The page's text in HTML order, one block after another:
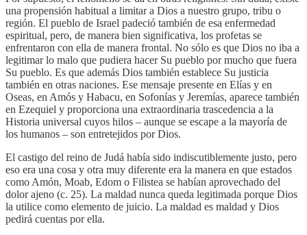
una propensión habitual a limitar a Dios a nuestro grupo, tribu o
región. El pueblo de Israel padeció también de esa enfermedad
espiritual, pero, de manera bien significativa, los profetas se
enfrentaron con ella de manera frontal. No sólo es que Dios no iba a
legitimar lo malo que pudiera hacer Su pueblo por mucho que fuera
Su pueblo. Es que además Dios también establece Su justicia
también en otras naciones. Ese mensaje presente en Elías y en
Oseas, en Amós y Habacu, en Sofonías y Jeremías, aparece también
en Ezequiel y proporciona una extraordinaria trascedencia a la
Historia universal cuyos hilos – aunque se escape a la mayoría de
los humanos – son entretejidos por Dios.
El castigo del reino de Judá había sido indiscutiblemente justo, pero
eso era una cosa y otra muy diferente era la manera en que estados
como Amón, Moab, Edom o Filistea se habían aprovechado del
dolor ajeno (c. 25). La maldad nunca queda legitimada porque Dios
la utilice como elemento de juicio. La maldad es maldad y Dios
pedirá cuentas por ella.